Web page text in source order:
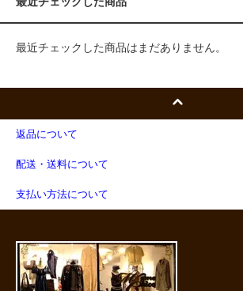
最近チェックした商品はまだありません。
返品について
配送・送料について
支払い方法について